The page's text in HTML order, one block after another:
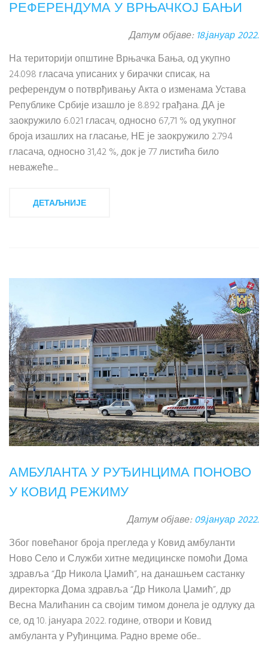
РЕФЕРЕНДУМА У ВРЊАЧКОЈ БАЊИ
Датум објаве:18.јануар 2022.
На територији општине Врњачка Бања, од укупно
24.098 гласача уписаних у бирачки списак, на
референдум о потврђивању Акта о изменама Устава
Републике Србије изашло је 8.892 грађана. ДА је
заокружило 6.021 гласач, односно 67,71 % од укупног
броја изашлих на гласање, НЕ је заокружило 2.794
гласача, односно 31,42 %, док је 77 листића било
неважеће....
ДЕТАЉНИЈЕ
АМБУЛАНТА У РУЂИНЦИМА ПОНОВО
У КОВИД РЕЖИМУ
Датум објаве:09.јануар 2022.
Због повећаног броја прегледа у Ковид амбуланти
Ново Село и Служби хитне медицинске помоћи Дома
здравља “Др Никола Џамић”, на данашњем састанку
директорка Дома здравља “Др Никола Џамић”, др
Весна Малићанин са својим тимом донела је одлуку да
се, од 10. јануара 2022. године, отвори и Ковид
амбуланта у Руђинцима. Радно време обе...